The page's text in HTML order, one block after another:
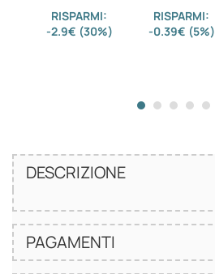
RISPARMI:
-2.9€ (30%)
RISPARMI:
-0.39€ (5%)
DESCRIZIONE
PAGAMENTI